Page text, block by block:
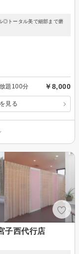
トータル美で細部まで磨
題100分 ￥8,000
見る
子西代行店